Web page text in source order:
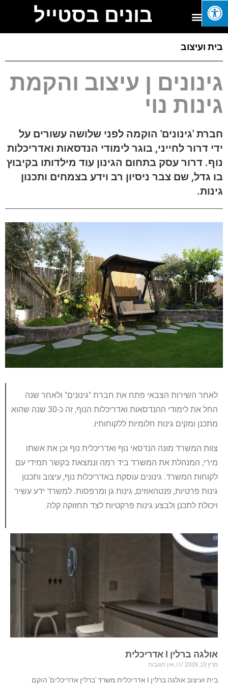
בונים בסטייל
בית ועיצוב
גינונים ן עיצוב והקמת
גינות נוי
חברת 'גינונים' הוקמה לפני שלושה עשורים על
ידי דרור לחייני, בוגר לימודי הנדסאות ואדריכלות
נוף. דרור עסק בתחום הגינון עוד מילדותו בקיבוץ
בו גדל, שם צבר ניסיון רב וידע בצמחים ותכנון
גינות.
לאחר השירות הצבאי פתח את חברת "גינונים" ולאחר שנה
החל את לימודי ההנדסאות ואדריכלות הנוף, זה כ-30 שנה שהוא
מתכנן ומקים גינות חלומיות ללקוחותיו.
צוות המשרד מונה הנדסאי נוף ואדריכלית נוף וכן את אשתו
מירי, המנהלת את המשרד ביד רמה ונמצאת בקשר תמידי עם
לקוחות המשרד. גינונים עוסקת באדריכלות נוף, עיצוב ותכנון
גינות פרטיות, פנטהאוזים, גינות גן ומרפסות. למשרד ידע עשיר
ויכולת לתכנן ולבצע גינות פרקטיות לצד תחזוקה קלה.
אולגה ברלין I אדריכלית
מרץ 13, 2019
אין תגובות
בית ועיצוב אולגה ברלין I אדריכלית משרד 'ברלין אדריכלים' הוקם